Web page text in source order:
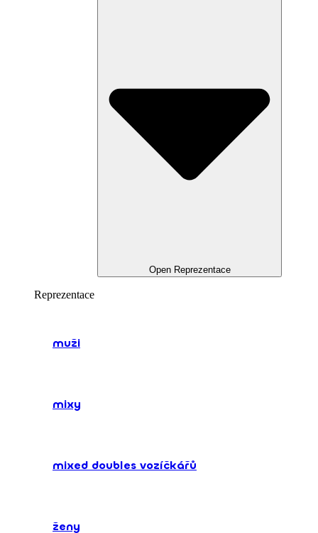
Open Reprezentace
Reprezentace
muži
mixy
mixed doubles vozíčkářů
ženy